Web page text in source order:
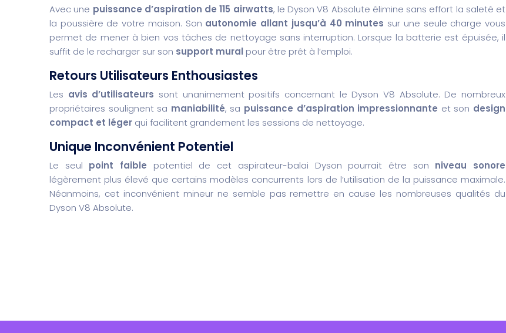
Avec une puissance d’aspiration de 115 airwatts, le Dyson V8 Absolute élimine sans effort la saleté et
la poussière de votre maison. Son autonomie allant jusqu’à 40 minutes sur une seule charge vous
permet de mener à bien vos tâches de nettoyage sans interruption. Lorsque la batterie est épuisée, il
suffit de le recharger sur son support mural pour être prêt à l’emploi.
Retours Utilisateurs Enthousiastes
Les avis d’utilisateurs sont unanimement positifs concernant le Dyson V8 Absolute. De nombreux
propriétaires soulignent sa maniabilité, sa puissance d’aspiration impressionnante et son design
compact et léger qui facilitent grandement les sessions de nettoyage.
Unique Inconvénient Potentiel
Le seul point faible potentiel de cet aspirateur-balai Dyson pourrait être son niveau sonore
légèrement plus élevé que certains modèles concurrents lors de l’utilisation de la puissance maximale.
Néanmoins, cet inconvénient mineur ne semble pas remettre en cause les nombreuses qualités du
Dyson V8 Absolute.